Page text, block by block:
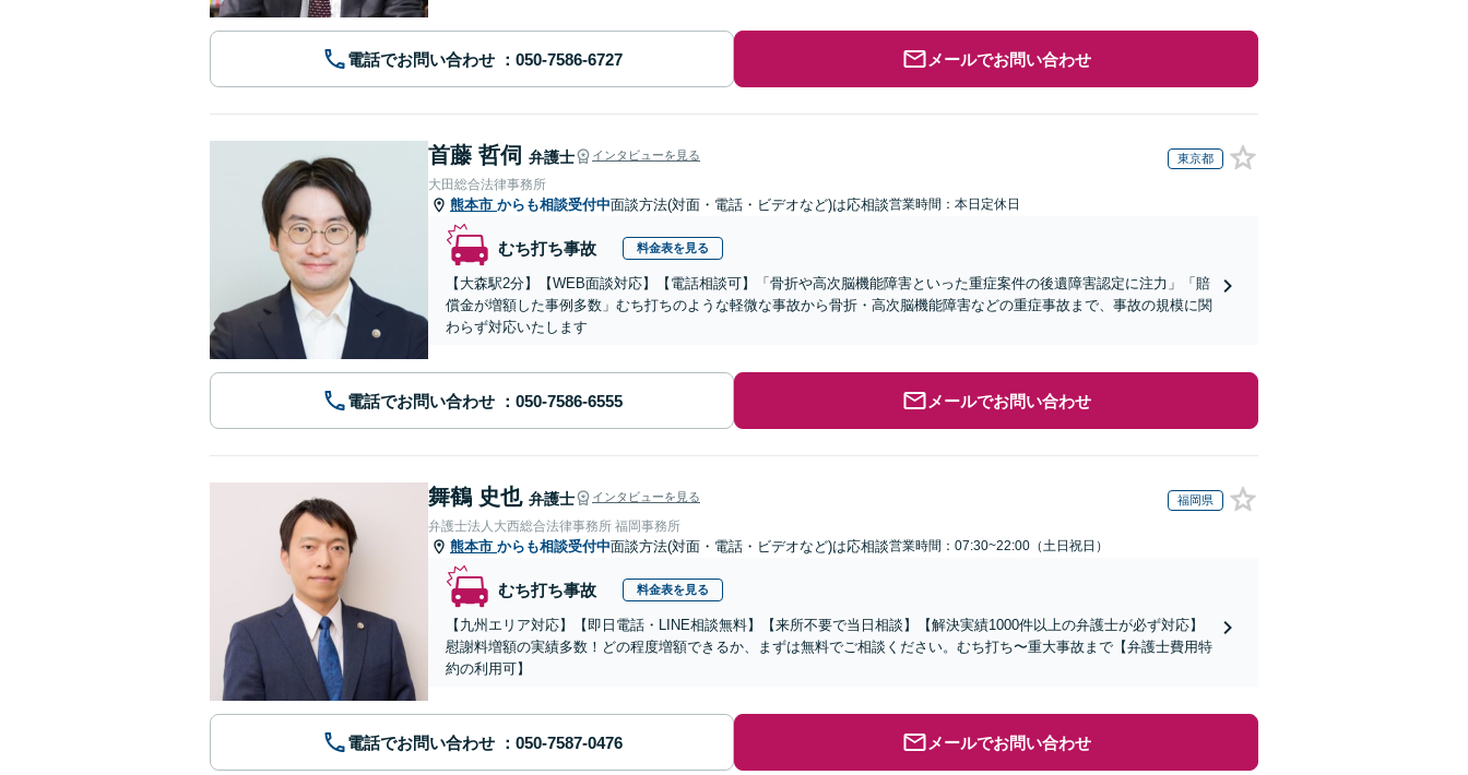
電話でお問い合わせ メールでお問い合わせ
首藤 哲伺 弁護士 インタビューを見る 東京都
大田総合法律事務所
熊本市 からも相談受付中面談方法(対面・電話・ビデオなど)は応相談営業時間：本日定休日
むち打ち事故 料金表を見る
【大森駅2分】【WEB面談対応】【電話相談可】「骨折や高次脳機能障害といった重症案件の後遺障害認定に注力」「賠
償金が増額した事例多数」むち打ちのような軽微な事故から骨折・高次脳機能障害などの重症事故まで、事故の規模に関
わらず対応いたします
電話でお問い合わせ メールでお問い合わせ
舞鶴 史也 弁護士 インタビューを見る 福岡県
弁護士法人大西総合法律事務所 福岡事務所
熊本市 からも相談受付中面談方法(対面・電話・ビデオなど)は応相談営業時間：07:30~22:00（土日祝日）
むち打ち事故 料金表を見る
【九州エリア対応】【即日電話・LINE相談無料】【来所不要で当日相談】【解決実績1000件以上の弁護士が必ず対応】
慰謝料増額の実績多数！どの程度増額できるか、まずは無料でご相談ください。むち打ち〜重大事故まで【弁護士費用特
約の利用可】
電話でお問い合わせ メールでお問い合わせ